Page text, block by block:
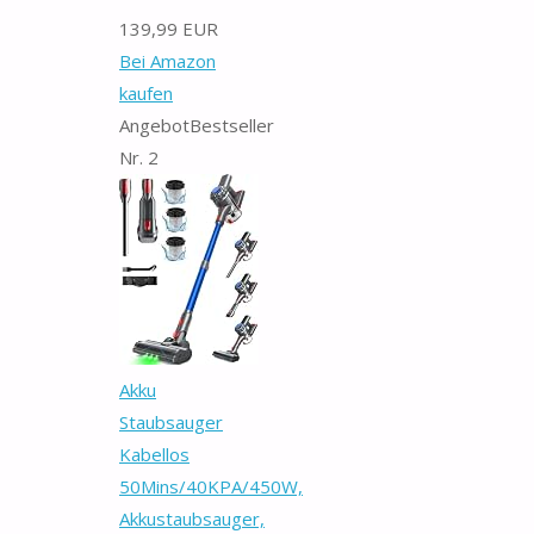
139,99 EUR
Bei Amazon
kaufen
AngebotBestseller
Nr. 2
Akku
Staubsauger
Kabellos
50Mins/40KPA/450W,
Akkustaubsauger,